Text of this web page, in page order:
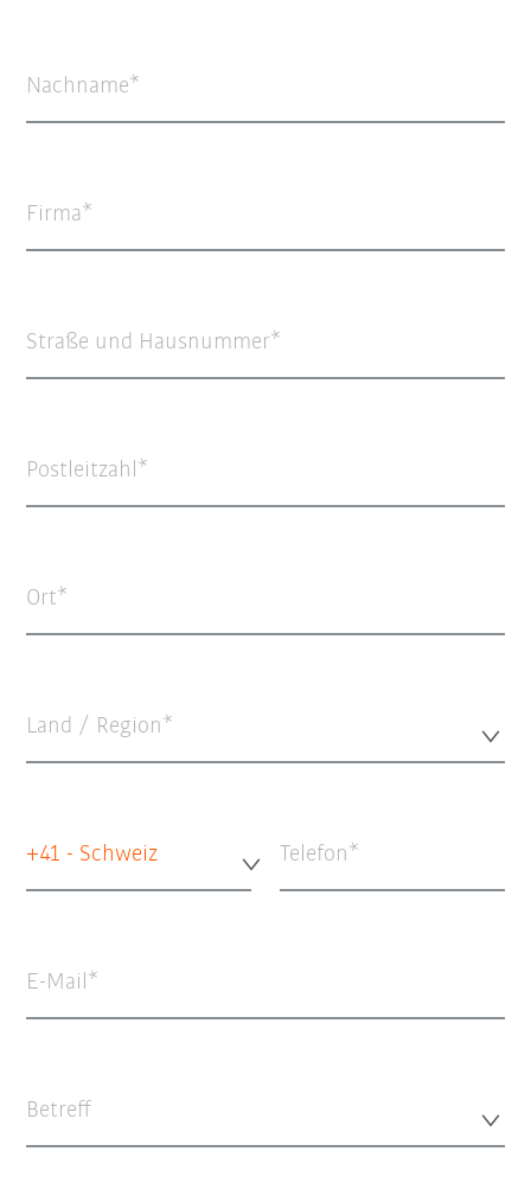
Nachname
Firma
Straße und Hausnummer
Postleitzahl
Ort
Land / Region*
+41 - Schweiz Telefon
E-Mail
Betreff